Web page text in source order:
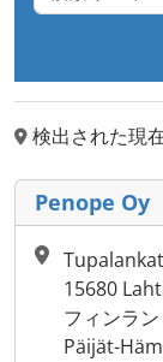
検出された現
Penope Oy
15680
フィンラン
Päijät-